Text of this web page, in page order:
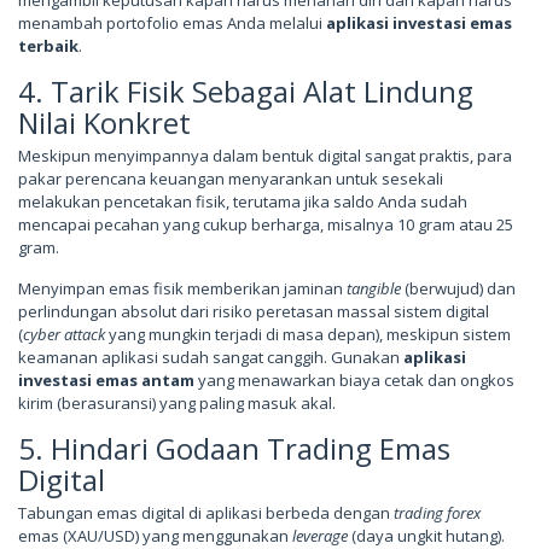
menambah portofolio emas Anda melalui aplikasi investasi emas
terbaik.
4. Tarik Fisik Sebagai Alat Lindung
Nilai Konkret
Meskipun menyimpannya dalam bentuk digital sangat praktis, para
pakar perencana keuangan menyarankan untuk sesekali
melakukan pencetakan fisik, terutama jika saldo Anda sudah
mencapai pecahan yang cukup berharga, misalnya 10 gram atau 25
gram.
Menyimpan emas fisik memberikan jaminan tangible(berwujud) dan
perlindungan absolut dari risiko peretasan massal sistem digital
(cyber attackyang mungkin terjadi di masa depan), meskipun sistem
keamanan aplikasi sudah sangat canggih. Gunakan aplikasi
investasi emas antam yang menawarkan biaya cetak dan ongkos
kirim (berasuransi) yang paling masuk akal.
5. Hindari Godaan Trading Emas
Digital
Tabungan emas digital di aplikasi berbeda dengan trading forex
emas (XAU/USD) yang menggunakan leverage(daya ungkit hutang).